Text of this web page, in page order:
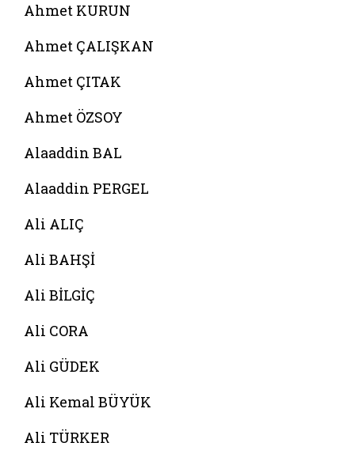
Ahmet KURUN
Ahmet ÇALIŞKAN
Ahmet ÇITAK
Ahmet ÖZSOY
Alaaddin BAL
Alaaddin PERGEL
Ali ALIÇ
Ali BAHŞİ
Ali BİLGİÇ
Ali CORA
Ali GÜDEK
Ali Kemal BÜYÜK
Ali TÜRKER